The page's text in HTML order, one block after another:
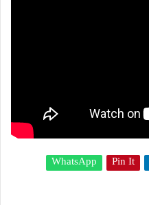
Pin It
WhatsApp